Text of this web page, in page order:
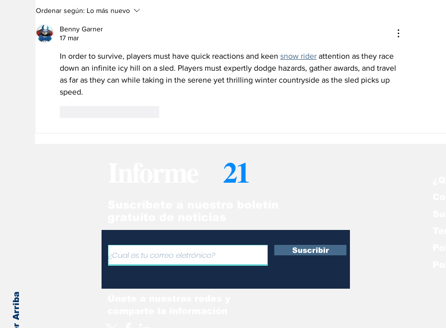
Inicio del Diálogo de AN
2015 y gobierno está
anunciado para este
jueves
Ordenar según: Lo más nuevo
Benny Garner
17 mar
In order to survive, players must have quick reactions and keen snow rider attention as they race
down an infinite icy hill on a sled. Players must expertly dodge hazards, gather awards, and travel
as far as they can while taking in the serene yet thrilling winter countryside as the sled picks up
speed.
21
Suscribir